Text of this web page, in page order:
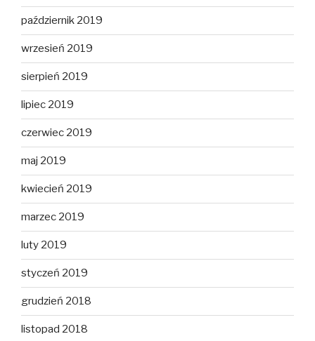
październik 2019
wrzesień 2019
sierpień 2019
lipiec 2019
czerwiec 2019
maj 2019
kwiecień 2019
marzec 2019
luty 2019
styczeń 2019
grudzień 2018
listopad 2018